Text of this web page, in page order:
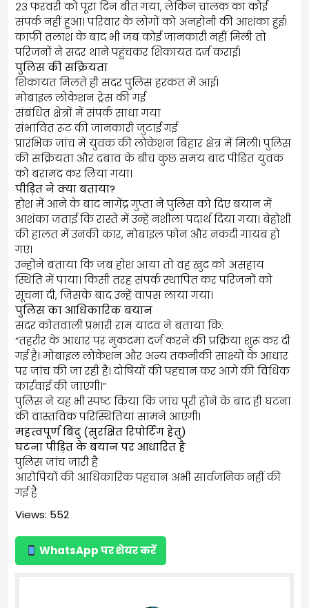
23 फरवरी को पूरा दिन बीत गया, लेकिन चालक का कोई
संपर्क नहीं हुआ। परिवार के लोगों को अनहोनी की आशंका हुई।
काफी तलाश के बाद भी जब कोई जानकारी नहीं मिली तो
परिजनों ने सदर थाने पहुंचकर शिकायत दर्ज कराई।
पुलिस की सक्रियता
शिकायत मिलते ही सदर पुलिस हरकत में आई।
मोबाइल लोकेशन ट्रेस की गई
संबंधित क्षेत्रों में संपर्क साधा गया
संभावित रूट की जानकारी जुटाई गई
प्रारंभिक जांच में युवक की लोकेशन बिहार क्षेत्र में मिली। पुलिस
की सक्रियता और दबाव के बीच कुछ समय बाद पीड़ित युवक
को बरामद कर लिया गया।
पीड़ित ने क्या बताया?
होश में आने के बाद नागेंद्र गुप्ता ने पुलिस को दिए बयान में
आशंका जताई कि रास्ते में उन्हें नशीला पदार्थ दिया गया। बेहोशी
की हालत में उनकी कार, मोबाइल फोन और नकदी गायब हो
गए।
उन्होंने बताया कि जब होश आया तो वह खुद को असहाय
स्थिति में पाया। किसी तरह संपर्क स्थापित कर परिजनों को
सूचना दी, जिसके बाद उन्हें वापस लाया गया।
पुलिस का आधिकारिक बयान
सदर कोतवाली प्रभारी राम यादव ने बताया कि:
“तहरीर के आधार पर मुकदमा दर्ज करने की प्रक्रिया शुरू कर दी
गई है। मोबाइल लोकेशन और अन्य तकनीकी साक्ष्यों के आधार
पर जांच की जा रही है। दोषियों की पहचान कर आगे की विधिक
कार्रवाई की जाएगी।”
पुलिस ने यह भी स्पष्ट किया कि जांच पूरी होने के बाद ही घटना
की वास्तविक परिस्थितियां सामने आएंगी।
महत्वपूर्ण बिंदु (सुरक्षित रिपोर्टिंग हेतु)
घटना पीड़ित के बयान पर आधारित है
पुलिस जांच जारी है
आरोपियों की आधिकारिक पहचान अभी सार्वजनिक नहीं की
गई है
Views: 552
WhatsApp पर शेयर करें